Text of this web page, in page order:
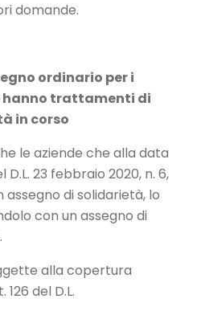
domande.
ordinario per i
hanno trattamenti di
in corso
le aziende che alla data
23 febbraio 2020, n. 6,
di solidarietà, lo
con un assegno di
alla copertura
del D.L.